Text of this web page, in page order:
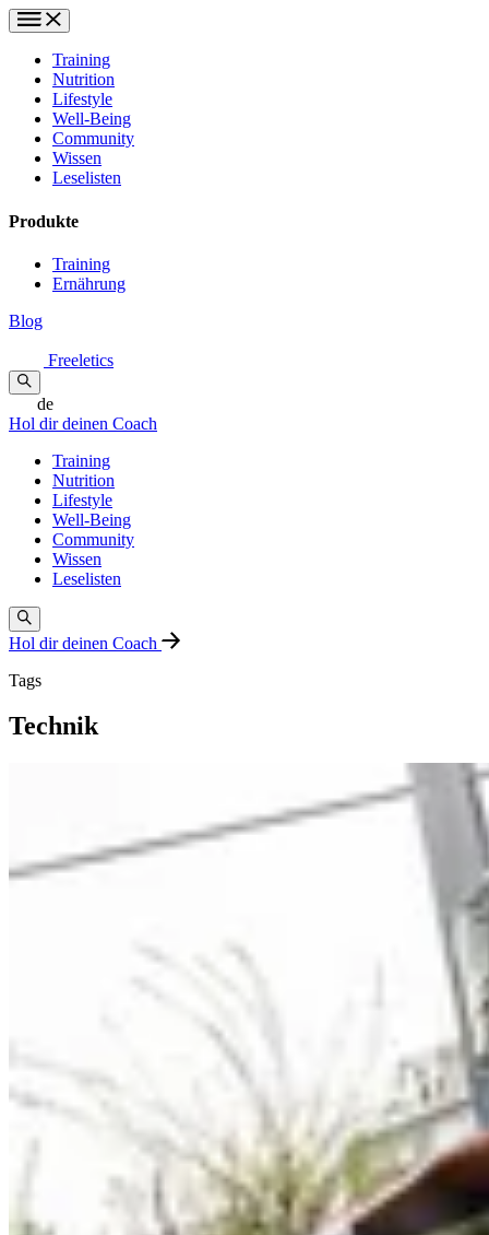
Training
Nutrition
Lifestyle
Well-Being
Community
Wissen
Leselisten
Produkte
Training
Ernährung
Blog
Freeletics
de
Hol dir deinen Coach
Training
Nutrition
Lifestyle
Well-Being
Community
Wissen
Leselisten
Hol dir deinen Coach
Tags
Technik